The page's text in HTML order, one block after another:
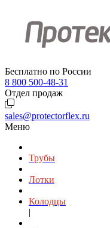
Бесплатно по России
8 800 500-48-31
Отдел продаж
sales@protectorflex.ru
Меню
Трубы
Лотки
Колодцы
|